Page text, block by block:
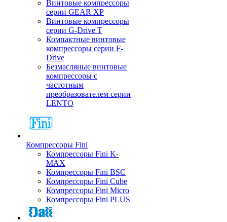
Винтовые компрессоры
серии GEAR XP
Винтовые компрессоры
серии G-Drive T
Компактные винтовые
компрессоры серии F-
Drive
Безмасляные винтовые
компрессоры с
частотным
преобразователем серии
LENTO
Компрессоры Fini
Компрессоры Fini K-
MAX
Компрессоры Fini BSC
Компрессоры Fini Cube
Компрессоры Fini Micro
Компрессоры Fini PLUS